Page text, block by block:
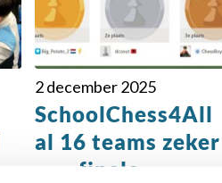
2 december 2025
SchoolChess4All
al 16 teams zeker
van finale